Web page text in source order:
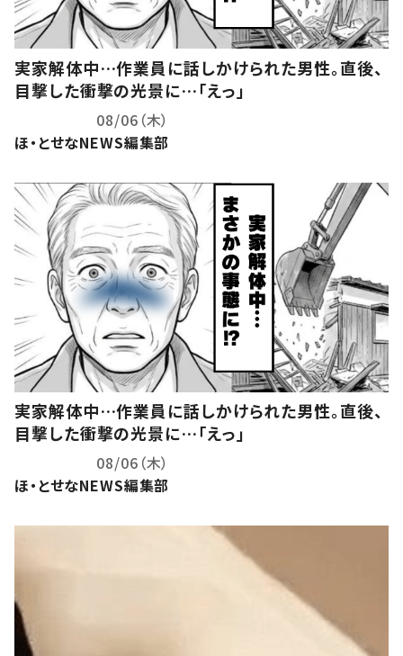
実家解体中…作業員に話しかけられた男性。直後、
目撃した衝撃の光景に…「えっ」
08/06（木）
ほ・とせなNEWS編集部
実家解体中…作業員に話しかけられた男性。直後、
目撃した衝撃の光景に…「えっ」
08/06（木）
ほ・とせなNEWS編集部